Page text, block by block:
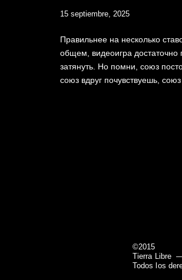
15 septiembre, 2025
Правильнее на несколько
общем, видеоигра достаточно
затянуть. Но помни, союз
союз вдруг почувствуешь,
©2015
Tierra Libre
Todos los